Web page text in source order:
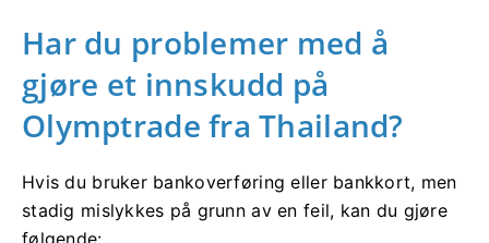
Har du problemer med å
gjøre et innskudd på
Olymptrade fra Thailand?
Hvis du bruker bankoverføring eller bankkort, men
stadig mislykkes på grunn av en feil, kan du gjøre